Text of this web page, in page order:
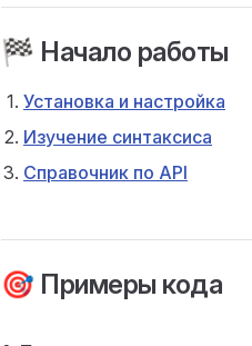
🏁 Начало работы
Установка и настройка
Изучение синтаксиса
Справочник по API
🎯 Примеры кода